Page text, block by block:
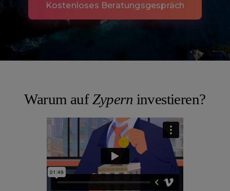
Kostenloses Beratungsgespräch
Warum aufZypern investieren?